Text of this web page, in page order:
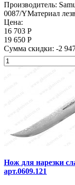
Производитель:
0087/YМатериал
Цена:
16 703 Р
19 650 Р
Сумма скидки: -2
Нож для нарезки
арт.0609.121